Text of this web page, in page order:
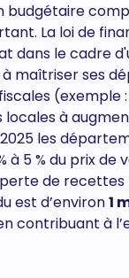
budgétaire
La loi de
dans le cadre
maîtriser ses
locales à
les
à 5 % du prix
de recettes
est d’environ1
contribuant à